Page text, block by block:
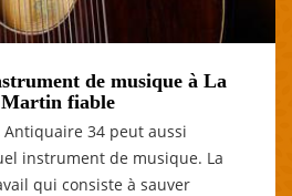
de musique à La
Martin fiable
Antiquaire 34 peut aussi
instrument de musique. La
qui consiste à sauver